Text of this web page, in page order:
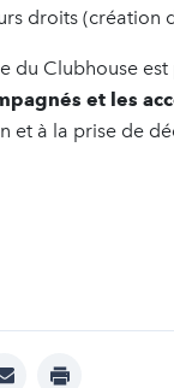
droits
du Clubhouse
et les
et à la prise de
mail print